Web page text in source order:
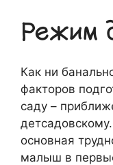
Режим
Как ни
факторов
саду –
основная
малыш в